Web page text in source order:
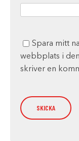
Spara mitt
webbplats i
skriver en